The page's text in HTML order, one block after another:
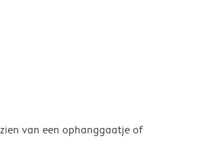
van een ophanggaatje of